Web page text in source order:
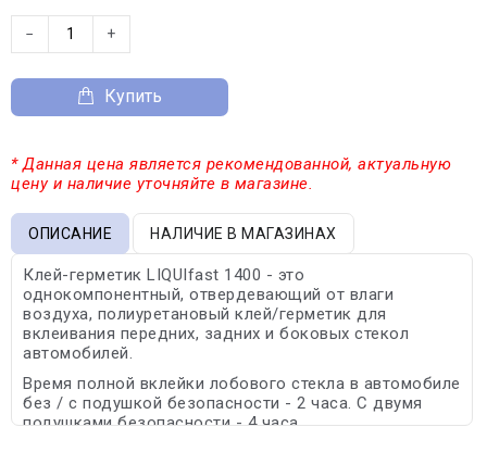
− +
Купить
* Данная цена является рекомендованной, актуальную
цену и наличие уточняйте в магазине.
ОПИСАНИЕ НАЛИЧИЕ В МАГАЗИНАХ
Клей-герметик LIQUIfast 1400 - это
однокомпонентный, отвердевающий от влаги
воздуха, полиуретановый клей/герметик для
вклеивания передних, задних и боковых стекол
автомобилей.
Время полной вклейки лобового стекла в автомобиле
без / с подушкой безопасности - 2 часа. С двумя
подушками безопасности - 4 часа.